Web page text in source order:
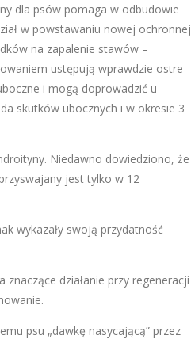
dla psów pomaga w odbudowie
w powstawaniu nowej ochronnej
na zapalenie stawów –
ustępują wprawdzie ostre
i mogą doprowadzić u
skutków ubocznych i w okresie 3
Niedawno dowiedziono, że
jest tylko w 12
wykazały swoją przydatność
działanie przy regeneracji
psu „dawkę nasycającą” przez